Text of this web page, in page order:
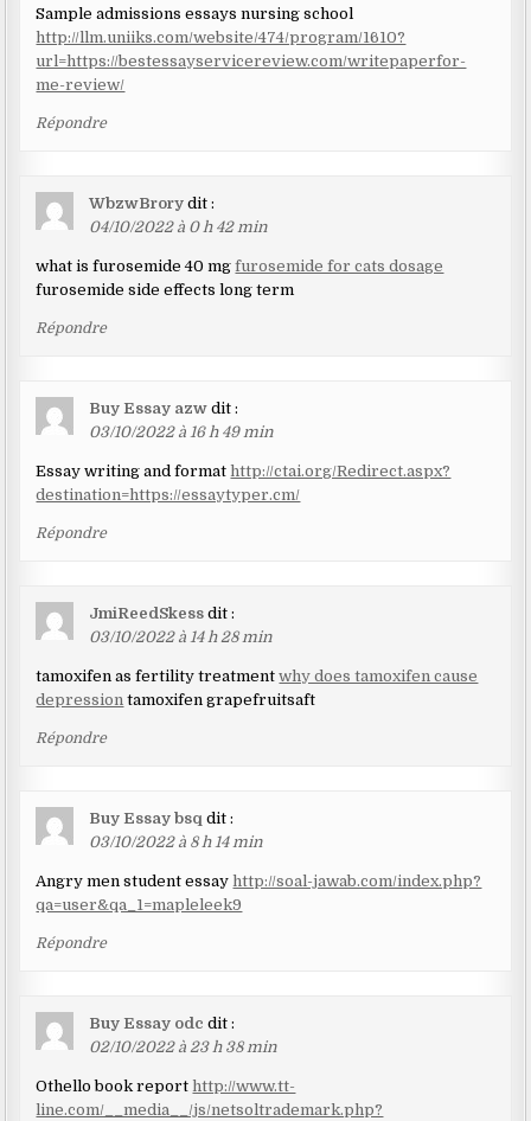
Sample admissions essays nursing school
http://llm.uniiks.com/website/474/program/1610?
url=https://bestessayservicereview.com/writepaperfor-
me-review/
Répondre
WbzwBrory dit :
04/10/2022 à 0 h 42 min
what is furosemide 40 mgfurosemide for cats dosage
furosemide side effects long term
Répondre
Buy Essay azw dit :
03/10/2022 à 16 h 49 min
Essay writing and formathttp://ctai.org/Redirect.aspx?
destination=https://essaytyper.cm/
Répondre
JmiReedSkess dit :
03/10/2022 à 14 h 28 min
tamoxifen as fertility treatmentwhy does tamoxifen cause
depression tamoxifen grapefruitsaft
Répondre
Buy Essay bsq dit :
03/10/2022 à 8 h 14 min
Angry men student essayhttp://soal-jawab.com/index.php?
qa=user&qa_1=mapleleek9
Répondre
Buy Essay odc dit :
02/10/2022 à 23 h 38 min
Othello book report http://www.tt-
line.com/__media__/js/netsoltrademark.php?